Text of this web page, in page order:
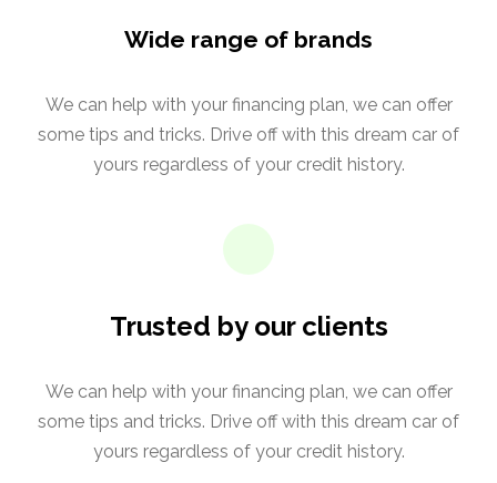
Wide range of brands
We can help with your financing plan, we can offer
some tips and tricks. Drive off with this dream car of
yours regardless of your credit history.
Trusted by our clients
We can help with your financing plan, we can offer
some tips and tricks. Drive off with this dream car of
yours regardless of your credit history.